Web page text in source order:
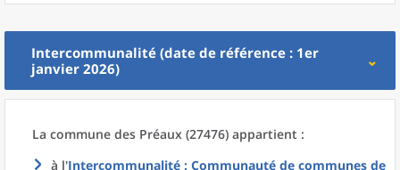
Intercommunalité (date de référence : 1er
janvier 2026)
La commune des Préaux (27476) appartient :
à l'Intercommunalité : Communauté de communes de